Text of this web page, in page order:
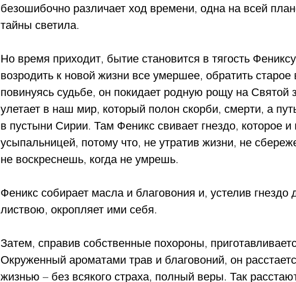
безошибочно различает ход времени, одна на всей
тайны светила.
Но время приходит, бытие становится в тягость
возродить к новой жизни все умершее, обратить старое
повинуясь судьбе, он покидает родную рощу на Святой
улетает в наш мир, который полон скорби, смерти, а
в пустыни Сирии. Там Феникс свивает гнездо, которое
усыпальницей, потому что, не утратив жизни, не
не воскреснешь, когда не умрешь.
Феникс собирает масла и благовония и, устелив гнездо
листвою, окропляет ими себя.
Затем, справив собственные похороны,
Окруженный ароматами трав и благовоний, он
жизнью – без всякого страха, полный веры. Так